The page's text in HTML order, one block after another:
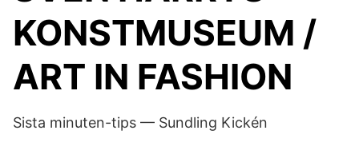
KONSTMUSEUM /
ART IN FASHION
Sista minuten-tips — Sundling Kickén